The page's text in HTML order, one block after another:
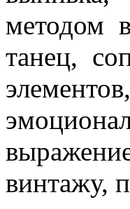
методом
танец,
винтажу,